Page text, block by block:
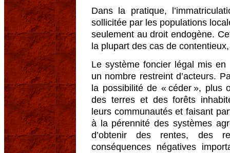
Dans la pratique,
sollicitée par les populations
seulement au droit endogène.
la plupart des cas de
Le système foncier légal mis en
un nombre restreint d’acteurs.
la possibilité de « céder », plus
des terres et des forêts
leurs communautés et faisant
à la pérennité des systèmes
d’obtenir des rentes, des
conséquences négatives